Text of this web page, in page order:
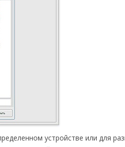
устройстве или для